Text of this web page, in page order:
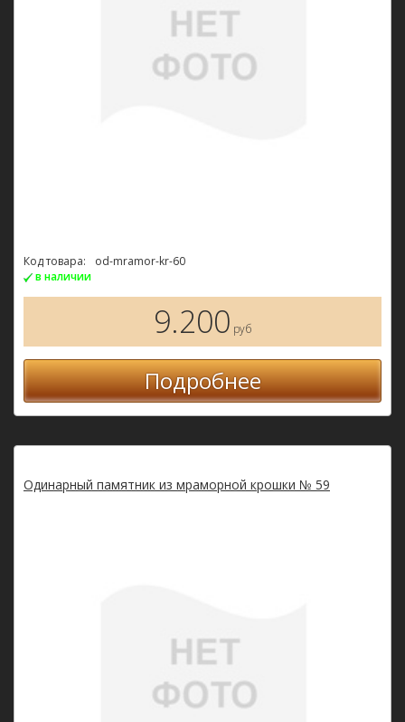
Код товара:
od-mramor-kr-60
в наличии
9.200 руб
Подробнее
Одинарный памятник из мраморной крошки № 59